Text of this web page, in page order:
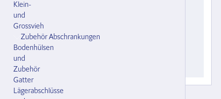
Klein-
und
Grossvieh
Zubehör Abschrankungen
Bodenhülsen
und
Zubehör
Gatter
Lägerabschlüsse